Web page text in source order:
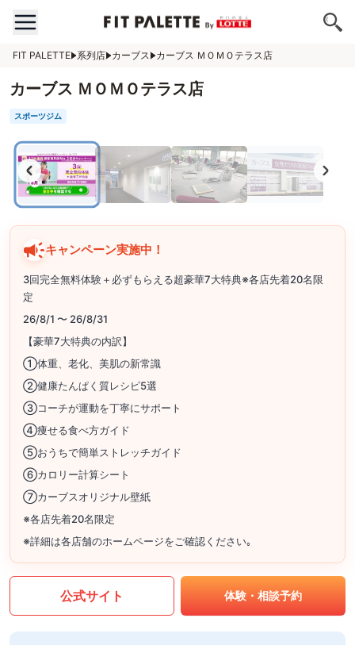
FIT PALETTE 系列店 カーブス カーブス ＭＯＭＯテラス店
カーブス ＭＯＭＯテラス店
スポーツジム
キャンペーン実施中！
3回完全無料体験＋必ずもらえる超豪華7大特典※各店先着20名限
定
26/8/1 〜 26/8/31
【豪華7大特典の内訳】
①体重、老化、美肌の新常識
②健康たんぱく質レシピ5選
③コーチが運動を丁寧にサポート
④痩せる食べ方ガイド
⑤おうちで簡単ストレッチガイド
⑥カロリー計算シート
⑦カーブスオリジナル壁紙
※各店先着20名限定
※詳細は各店舗のホームページをご確認ください｡
公式サイト 体験・相談予約